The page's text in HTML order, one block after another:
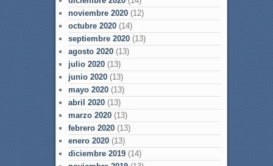
noviembre 2020(12)
octubre 2020(14)
septiembre 2020(13)
agosto 2020(13)
julio 2020(13)
junio 2020(13)
mayo 2020(13)
abril 2020(13)
marzo 2020(13)
febrero 2020(13)
enero 2020(13)
diciembre 2019(14)